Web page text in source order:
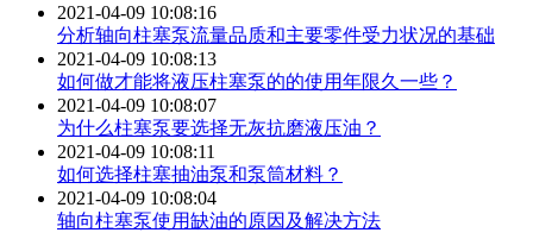
2021-04-09 10:08:16
分析轴向柱塞泵流量品质和主要零件受力状况的基础
2021-04-09 10:08:13
如何做才能将液压柱塞泵的的使用年限久一些？
2021-04-09 10:08:07
为什么柱塞泵要选择无灰抗磨液压油？
2021-04-09 10:08:11
如何选择柱塞抽油泵和泵筒材料？
2021-04-09 10:08:04
轴向柱塞泵使用缺油的原因及解决方法